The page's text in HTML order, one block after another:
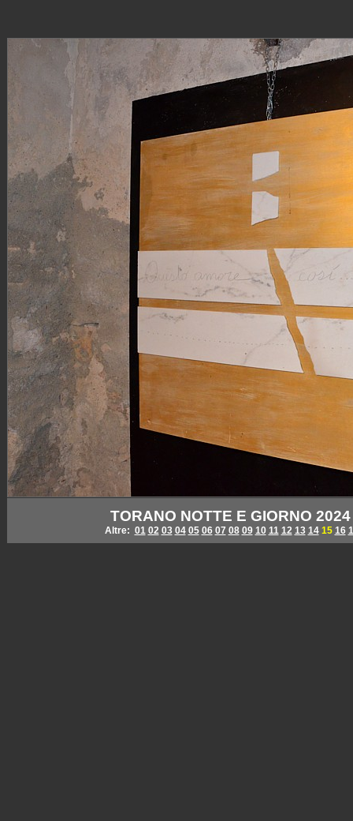
TORANO NOTTE E GIORNO
Altre: 01 02 03 04 05 06 07 08 09 10 11 12 13 14 15 16